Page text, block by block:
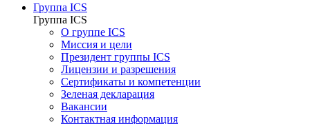
Группа ICS
Группа ICS
О группе ICS
Миссия и цели
Президент группы ICS
Лицензии и разрешения
Сертификаты и компетенции
Зеленая декларация
Вакансии
Контактная информация